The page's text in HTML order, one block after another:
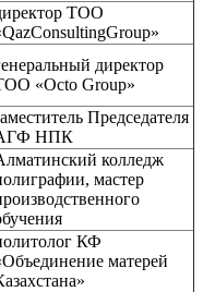
ТОО
директор
«Octo Group»
Председателя
НПК
колледж
мастер
КФ
матерей